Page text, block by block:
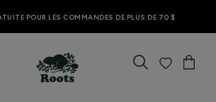
POUR LES COMMANDES DE PLUS DE 70 $